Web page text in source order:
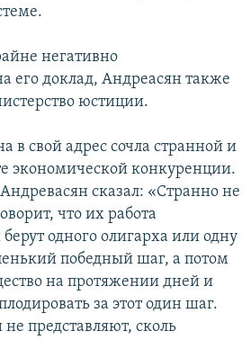
негативно
его доклад, Андреасян также
юстиции.
в свой адрес сочла странной и
экономической конкуренции.
сказал: «Странно не
что их работа
одного олигарха или одну
победный шаг, а потом
на протяжении дней и
за этот один шаг.
представляют, сколь